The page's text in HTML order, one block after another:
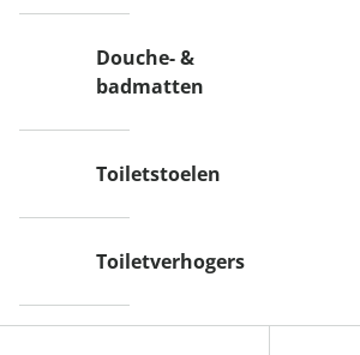
Douche- &
badmatten
Toiletstoelen
Toiletverhogers